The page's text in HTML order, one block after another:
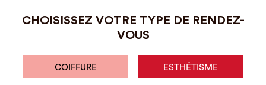
CHOISISSEZ VOTRE TYPE DE RENDEZ-
VOUS
COIFFURE ESTHÉTISME